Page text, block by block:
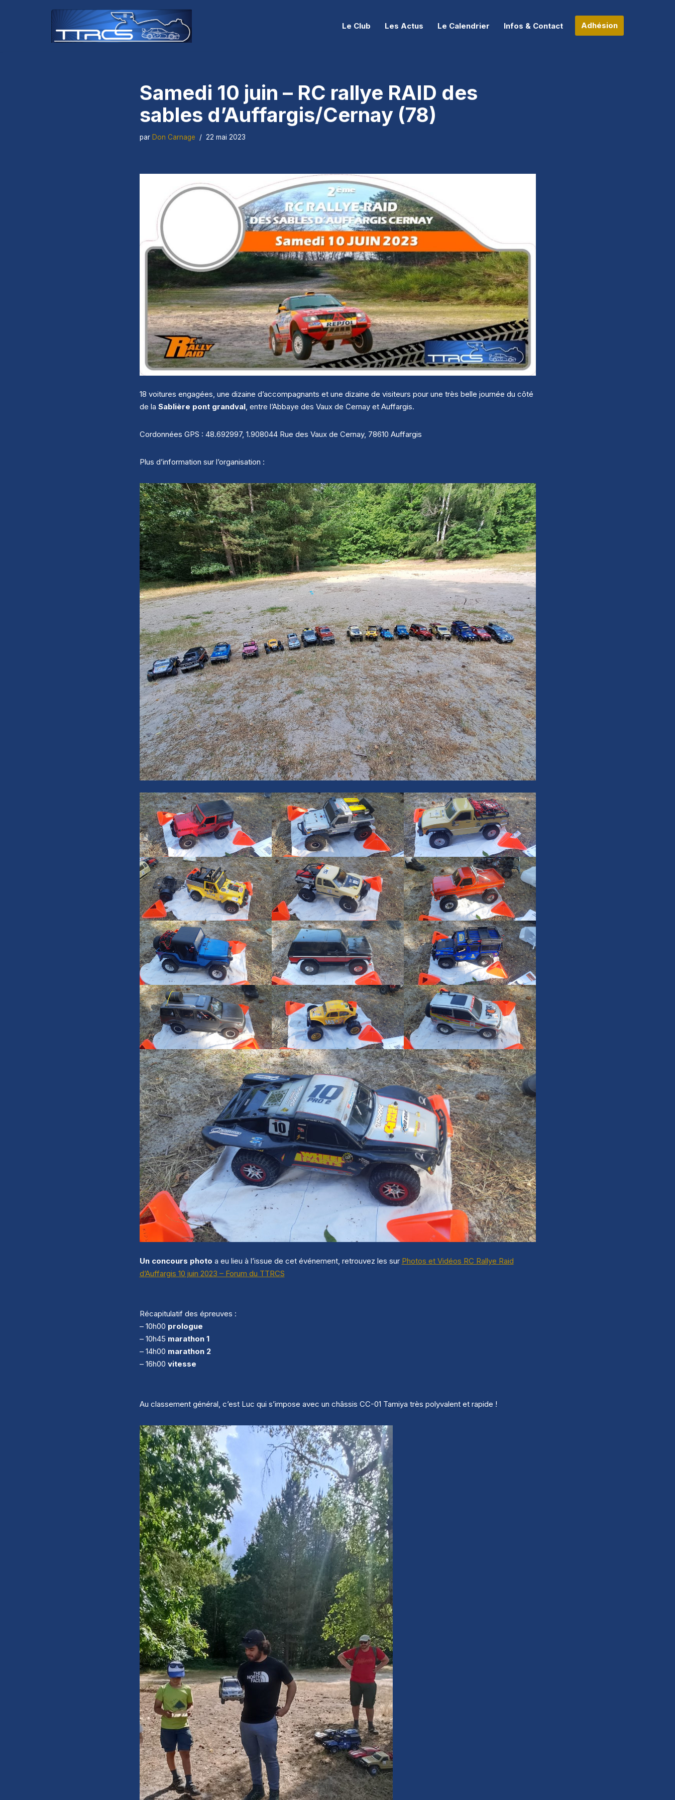
Le Club Les Actus Le Calendrier Infos & Contact Adhésion
Samedi 10 juin – RC rallye RAID des
sables d’Auffargis/Cernay (78)
par Don Carnage 22 mai 2023
18 voitures engagées, une dizaine d’accompagnants et une dizaine de visiteurs pour une très belle journée du côté
de la Sablière pont grandval, entre l’Abbaye des Vaux de Cernay et Auffargis.
Cordonnées GPS : 48.692997, 1.908044 Rue des Vaux de Cernay, 78610 Auffargis
Plus d’information sur l’organisation :
Un concours photo a eu lieu à l’issue de cet événement, retrouvez les sur Photos et Vidéos RC Rallye Raid
d’Auffargis 10 juin 2023 – Forum du TTRCS
Récapitulatif des épreuves :
– 10h00 prologue
– 10h45 marathon 1
– 14h00 marathon 2
– 16h00 vitesse
Au classement général, c’est Luc qui s’impose avec un châssis CC-01 Tamiya très polyvalent et rapide !